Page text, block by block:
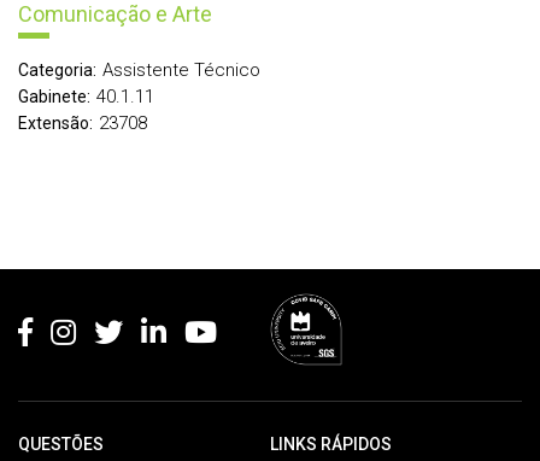
Comunicação e Arte
Categoria: Assistente Técnico
Gabinete: 40.1.11
Extensão: 23708
QUESTÕES LINKS RÁPIDOS